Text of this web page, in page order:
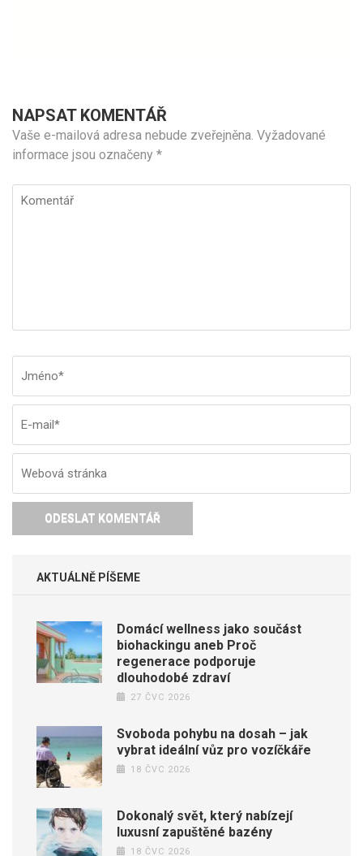
NAPSAT KOMENTÁŘ
Vaše e-mailová adresa nebude zveřejněna. Vyžadované
informace jsou označeny *
Komentář
AKTUÁLNĚ PÍŠEME
Domácí wellness jako součást
biohackingu aneb Proč
regenerace podporuje
dlouhodobé zdraví
27 ČVC 2026
Svoboda pohybu na dosah – jak
vybrat ideální vůz pro vozíčkáře
18 ČVC 2026
Dokonalý svět, který nabízejí
luxusní zapuštěné bazény
18 ČVC 2026